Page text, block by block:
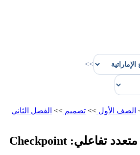
>>
الصف الأول >> تصميم >> الفصل الثاني
اختبار اختيار من متعدد تفاعلي: Checkpoint